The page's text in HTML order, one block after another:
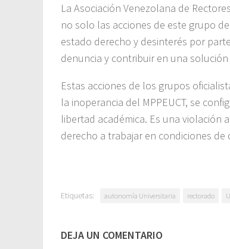
La Asociación Venezolana de
no solo las acciones de este grupo
estado derecho y desinterés por
denuncia y contribuir en una
Estas acciones de los grupos
la inoperancia del MPPEUCT, se
libertad académica. Es una violación
derecho a trabajar en condiciones
Etiquetas: autonomía Universitaria rectorado
DEJA UN COMENTARIO